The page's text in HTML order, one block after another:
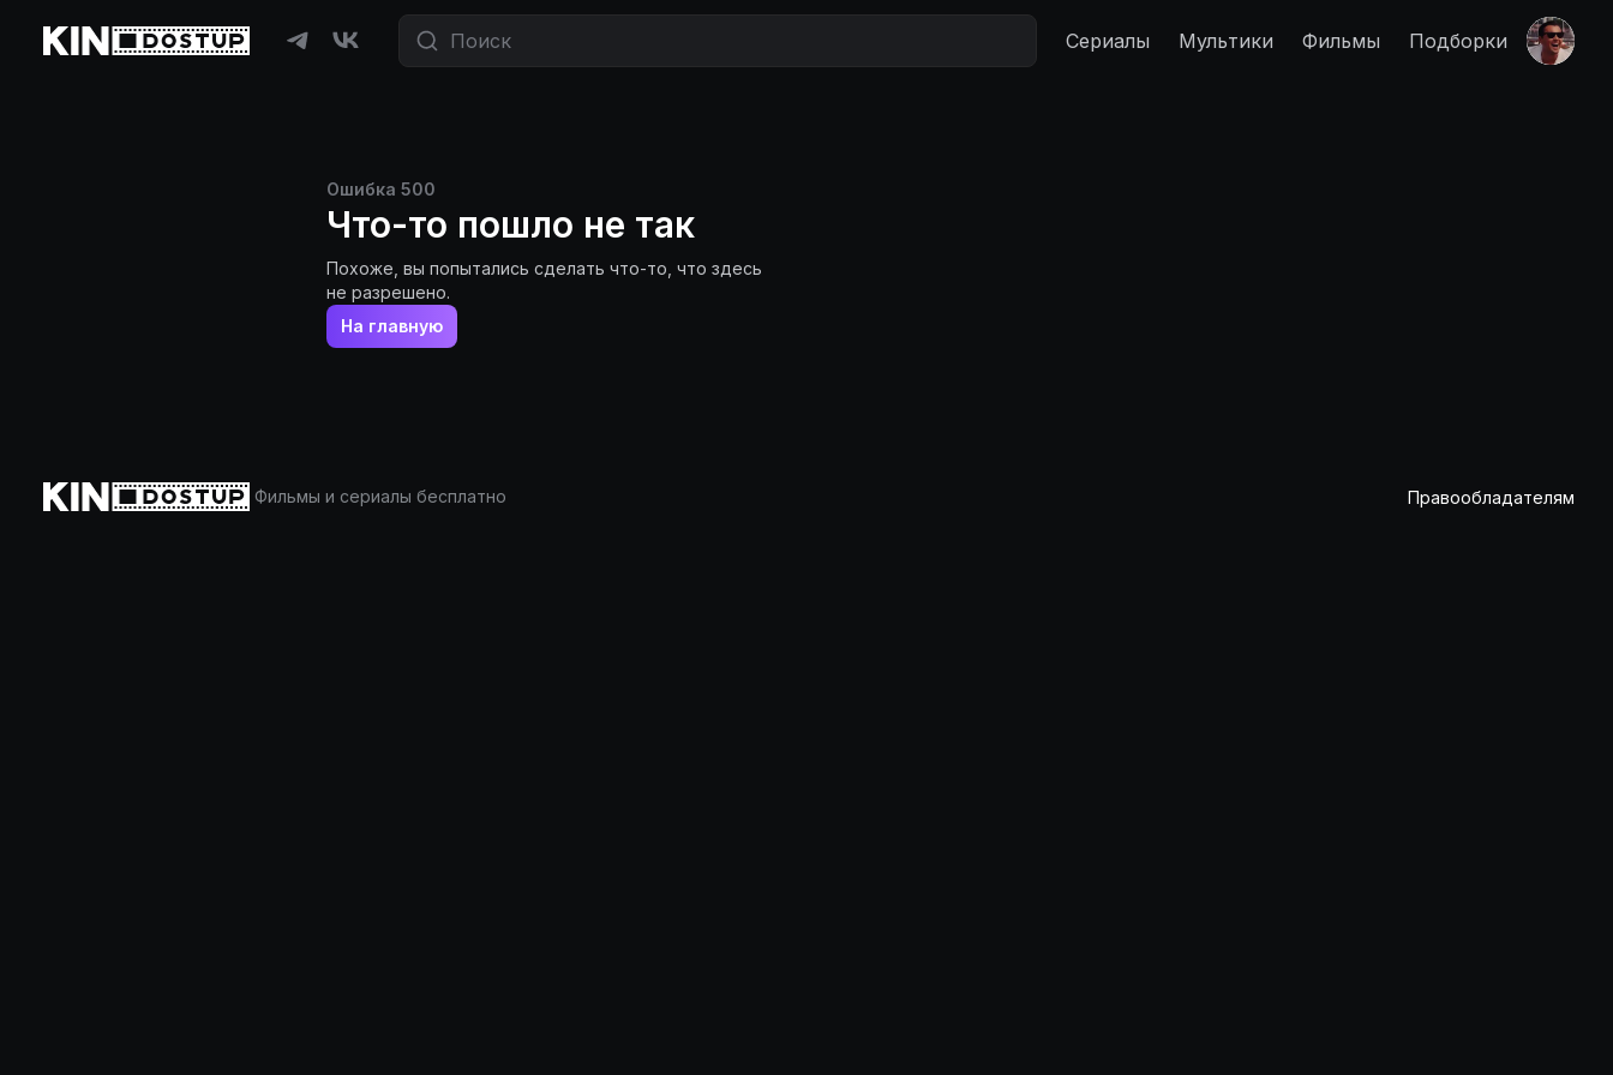
Сериалы Мультики Фильмы Подборки
Ошибка 500
Что-то пошло не так
Похоже, вы попытались сделать что-то, что здесь
не разрешено.
На главную
Фильмы и сериалы бесплатно Правообладателям